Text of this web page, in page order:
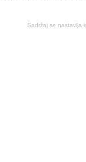
Sadržaj se nastavlja